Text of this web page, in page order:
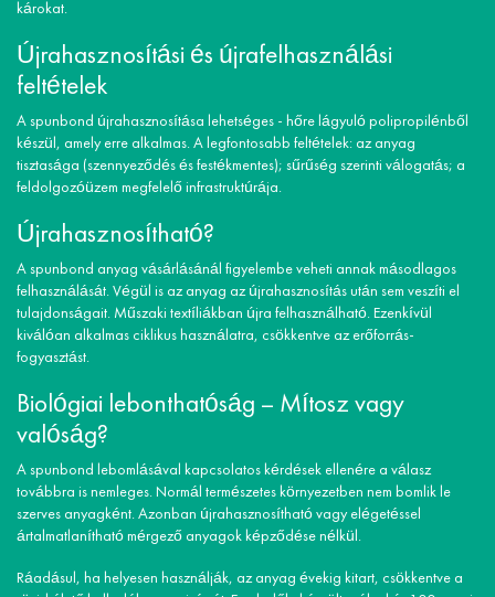
károkat.
Újrahasznosítási és újrafelhasználási
feltételek
A spunbond újrahasznosítása lehetséges - hőre lágyuló polipropilénből
készül, amely erre alkalmas. A legfontosabb feltételek: az anyag
tisztasága (szennyeződés és festékmentes); sűrűség szerinti válogatás; a
feldolgozóüzem megfelelő infrastruktúrája.
Újrahasznosítható?
A spunbond anyag vásárlásánál figyelembe veheti annak másodlagos
felhasználását. Végül is az anyag az újrahasznosítás után sem veszíti el
tulajdonságait. Műszaki textíliákban újra felhasználható. Ezenkívül
kiválóan alkalmas ciklikus használatra, csökkentve az erőforrás-
fogyasztást.
Biológiai lebonthatóság – Mítosz vagy
valóság?
A spunbond lebomlásával kapcsolatos kérdések ellenére a válasz
továbbra is nemleges. Normál természetes környezetben nem bomlik le
szerves anyagként. Azonban újrahasznosítható vagy elégetéssel
ártalmatlanítható mérgező anyagok képződése nélkül.
Ráadásul, ha helyesen használják, az anyag évekig kitart, csökkentve a